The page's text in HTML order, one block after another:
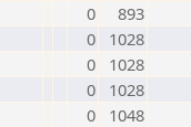
0
893
0
1028
0
1028
0
1028
0
1048